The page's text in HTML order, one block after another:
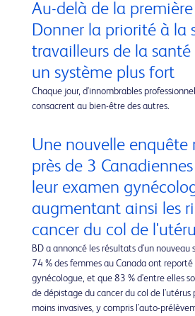
Au-delà de la
Donner la priorité à la
travailleurs de la
un système plus fort
Chaque jour, d'innombrables
consacrent au bien-être des autres.
Une nouvelle enquête
près de 3
leur examen
augmentant ainsi les
cancer du col de
BD a annoncé les résultats d'un nouveau
74 % des femmes au Canada ont
gynécologue, et que 83 % d'entre elles
de dépistage du cancer du col de l'utérus
moins invasives, y compris l'auto-